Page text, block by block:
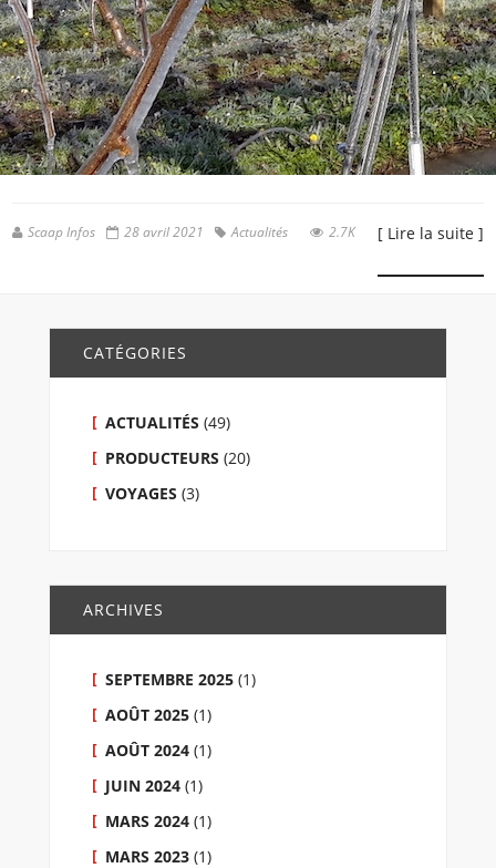
Scaap Infos 28 avril 2021 Actualités 2.7K [ Lire la suite ]
CATÉGORIES
ACTUALITÉS (49)
PRODUCTEURS (20)
VOYAGES (3)
ARCHIVES
SEPTEMBRE 2025 (1)
AOÛT 2025 (1)
AOÛT 2024 (1)
JUIN 2024 (1)
MARS 2024 (1)
MARS 2023 (1)